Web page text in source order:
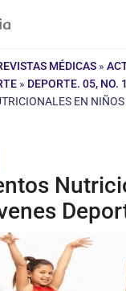
MÉDICAS »
» DEPORTE. 05, NO. 1
EN